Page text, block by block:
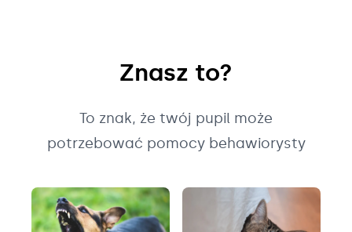
Znasz to?
To znak, że twój pupil może
potrzebować pomocy behawiorysty